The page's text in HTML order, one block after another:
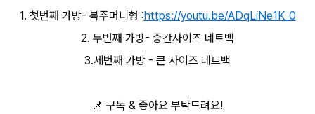
1. 첫번째 가방- 복주머니형 :https://youtu.be/ADqLiNe1K_0
2. 두번째 가방- 중간사이즈 네트백
3.세번째 가방 - 큰 사이즈 네트백
📌 구독 & 좋아요 부탁드려요!